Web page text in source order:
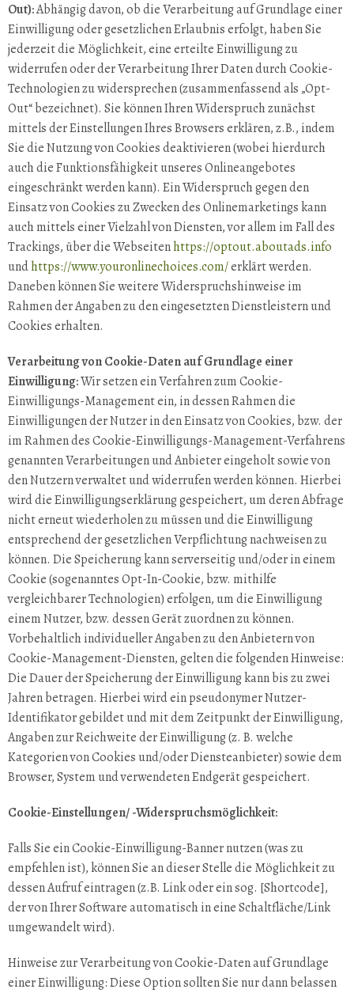
Out):Abhängig davon, ob die Verarbeitung auf Grundlage einer
Einwilligung oder gesetzlichen Erlaubnis erfolgt, haben Sie
jederzeit die Möglichkeit, eine erteilte Einwilligung zu
widerrufen oder der Verarbeitung Ihrer Daten durch Cookie-
Technologien zu widersprechen (zusammenfassend als „Opt-
Out“ bezeichnet). Sie können Ihren Widerspruch zunächst
mittels der Einstellungen Ihres Browsers erklären, z.B., indem
Sie die Nutzung von Cookies deaktivieren (wobei hierdurch
auch die Funktionsfähigkeit unseres Onlineangebotes
eingeschränkt werden kann). Ein Widerspruch gegen den
Einsatz von Cookies zu Zwecken des Onlinemarketings kann
auch mittels einer Vielzahl von Diensten, vor allem im Fall des
Trackings, über die Webseitenhttps://optout.aboutads.info
undhttps://www.youronlinechoices.com/erklärt werden.
Daneben können Sie weitere Widerspruchshinweise im
Rahmen der Angaben zu den eingesetzten Dienstleistern und
Cookies erhalten.
Verarbeitung von Cookie-Daten auf Grundlage einer
Einwilligung:Wir setzen ein Verfahren zum Cookie-
Einwilligungs-Management ein, in dessen Rahmen die
Einwilligungen der Nutzer in den Einsatz von Cookies, bzw. der
im Rahmen des Cookie-Einwilligungs-Management-Verfahrens
genannten Verarbeitungen und Anbieter eingeholt sowie von
den Nutzern verwaltet und widerrufen werden können. Hierbei
wird die Einwilligungserklärung gespeichert, um deren Abfrage
nicht erneut wiederholen zu müssen und die Einwilligung
entsprechend der gesetzlichen Verpflichtung nachweisen zu
können. Die Speicherung kann serverseitig und/oder in einem
Cookie (sogenanntes Opt-In-Cookie, bzw. mithilfe
vergleichbarer Technologien) erfolgen, um die Einwilligung
einem Nutzer, bzw. dessen Gerät zuordnen zu können.
Vorbehaltlich individueller Angaben zu den Anbietern von
Cookie-Management-Diensten, gelten die folgenden Hinweise:
Die Dauer der Speicherung der Einwilligung kann bis zu zwei
Jahren betragen. Hierbei wird ein pseudonymer Nutzer-
Identifikator gebildet und mit dem Zeitpunkt der Einwilligung,
Angaben zur Reichweite der Einwilligung (z. B. welche
Kategorien von Cookies und/oder Diensteanbieter) sowie dem
Browser, System und verwendeten Endgerät gespeichert.
Cookie-Einstellungen/ -Widerspruchsmöglichkeit:
Falls Sie ein Cookie-Einwilligung-Banner nutzen (was zu
empfehlen ist), können Sie an dieser Stelle die Möglichkeit zu
dessen Aufruf eintragen (z.B. Link oder ein sog. [Shortcode],
der von Ihrer Software automatisch in eine Schaltfläche/Link
umgewandelt wird).
Hinweise zur Verarbeitung von Cookie-Daten auf Grundlage
einer Einwilligung: Diese Option sollten Sie nur dann belassen